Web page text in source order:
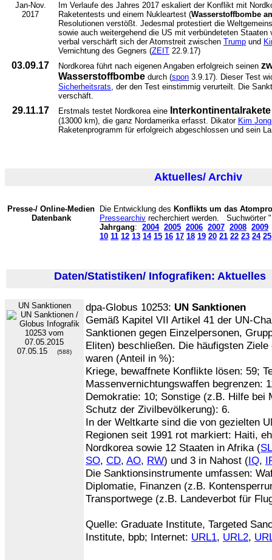
Jan-Nov.
2017
Im Verlaufe des Jahres 2017 eskaliert der Konflikt mit
Raketentests und einem Nukleartest (Wasserstoffbombe
Resolutionen verstößt. Jedesmal protestiert die
sowie auch weitergehend die US mit verbündeteten
verbal verschärft sich der Atomstreit zwischen Trump und
Vernichtung des Gegners (ZEIT 22.9.17)
03.09.17 Nordkorea führt nach eigenen Angaben erfolgreich seinen
Wasserstoffbombe durch (spon 3.9.17). Dieser Test
Sicherheitsrats, der den Test einstimmig verurteilt. Die
verschäft.
29.11.17 Erstmals testet Nordkorea eine Interkontinentalrakete
(13000 km), die ganz Nordamerika erfasst. Dikator Kim
Raketenprogramm für erfolgreich abgeschlossen und sein
Aktuelles/ Archiv
Presse-/ Online-Medien
Datenbank
Die Entwicklung des Konflikts um das
Pressearchiv recherchiert werden. Suchwörter
Jahrgang: 2004 2005 2006 2007 2008 2009
10 11 12 13 14 15 16 17 18 19 20 21 22 23 24 25
Daten/Statistiken/ Infografiken: Aktuelles
UN Sanktionen
07.05.15 (588)
dpa-Globus 10253: UN Sanktionen
Gemäß Kapitel VII Artikel 41 der UN-
Sanktionen gegen Einzelpersonen,
Eliten) beschließen. Die häufigsten
waren (Anteil in %):
Kriege, bewaffnete Konflikte lösen: 59;
Massenvernichtungswaffen begrenzen:
Demokratie: 10; Sonstige (z.B. Hilfe bei
Schutz der Zivilbevölkerung): 6.
In der Weltkarte sind die von gezielten
Regionen seit 1991 rot markiert: Haiti,
Nordkorea sowie 12 Staaten in Afrika (SL
SO, CD, AO, RW) und 3 in Nahost (IQ,
Die Sanktionsinstrumente umfassen:
Diplomatie, Finanzen (z.B.
Transportwege (z.B. Landeverbot für
Quelle: Graduate Institute, Targeted
Institute, bpb; Internet: URL1, URL2,